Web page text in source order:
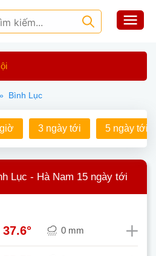
Bình Lục
3 ngày tới 5 ngày tới
Lục - Hà Nam 15 ngày tới
37.6° 0 mm